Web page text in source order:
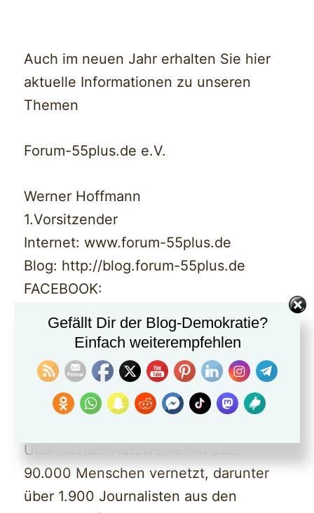
Auch im neuen Jahr erhalten Sie hier
aktuelle Informationen zu unseren
Themen
Forum-55plus.de e.V.
Werner Hoffmann
1.Vorsitzender
Internet: www.forum-55plus.de
Blog: http://blog.forum-55plus.de
FACEBOOK:
Youtube:
https://www.youtube.com/user/Forum5
5plus
TWitter: www.twitter.com/forum55plus
Über soziale Netzwerke mit über
90.000 Menschen vernetzt, darunter
über 1.900 Journalisten aus den
Gefällt Dir der Blog-Demokratie?
Einfach weiterempfehlen